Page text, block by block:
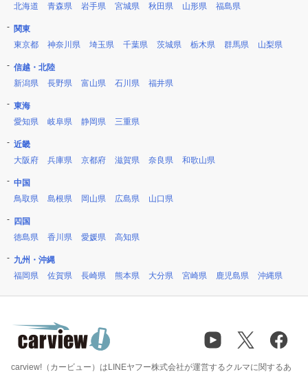
北海道
青森県 岩手県 宮城県 秋田県 山形県 福島県
関東
東京都
神奈川県 埼玉県 千葉県 茨城県 栃木県 群馬県 山梨県
信越・北陸
新潟県
長野県 富山県 石川県 福井県
東海
愛知県
岐阜県 静岡県 三重県
近畿
大阪府
兵庫県 京都府 滋賀県 奈良県 和歌山県
中国
鳥取県
島根県 岡山県 広島県 山口県
四国
徳島県
香川県 愛媛県 高知県
九州・沖縄
福岡県
佐賀県 長崎県 熊本県 大分県 宮崎県 鹿児島県 沖縄県
carview!（カービュー）はLINEヤフー株式会社が運営するクルマに関するあ